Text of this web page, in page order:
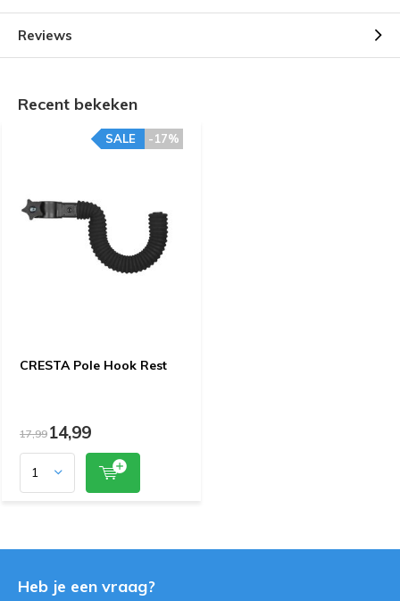
Reviews
Recent bekeken
CRESTA Pole Hook Rest
-17%
SALE
17,9914,99
Heb je een vraag?